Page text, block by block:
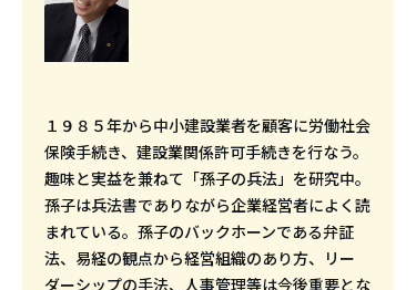
１９８５年から中小建設業者を顧客に労働社会
保険手続き、建設業関係許可手続きを行なう。
趣味と実益を兼ねて「孫子の兵法」を研究中。
孫子は兵法書でありながら企業経営者によく読
まれている。孫子のバックホーンである弁証
法、易経の観点から経営組織のあり方、リー
ダーシップの手法、人事管理等は今後重要とな